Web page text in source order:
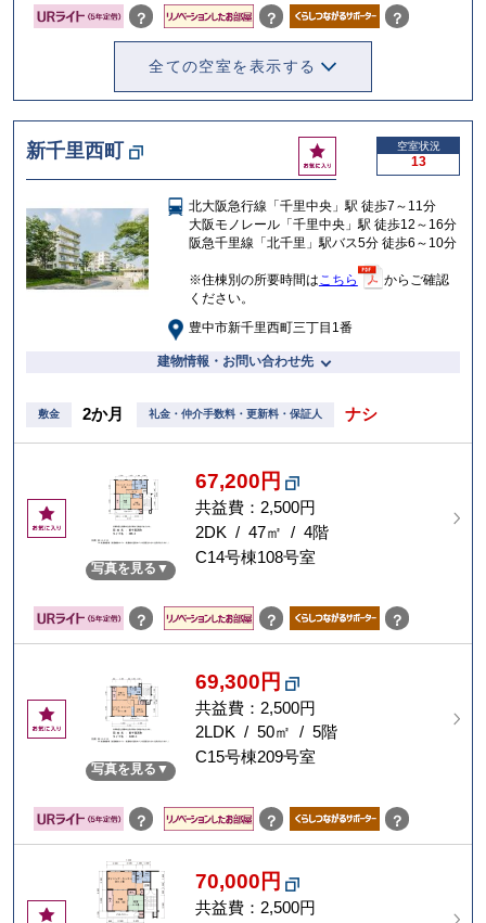
？ ？ ？
全ての空室を表示する
新千里西町
お
気
入
り
空室状況
13
北大阪急行線「千里中央」駅 徒歩7～11分
大阪モノレール「千里中央」駅 徒歩12～16分
阪急千里線「北千里」駅バス5分 徒歩6～10分
※住棟別の所要時間はこちら
からご確認
ください。
豊中市新千里西町三丁目1番
建物情報・お問い合わせ先
敷金 2か月 礼金・仲介手数料・更新料・保証人 ナシ
お
気
写真を見る
67,200円
共益費：2,500円
2DK / 47㎡ / 4階
C14号棟108号室
？ ？ ？
お
気
写真を見る
69,300円
共益費：2,500円
2LDK / 50㎡ / 5階
C15号棟209号室
？ ？ ？
お
70,000円
共益費：2,500円